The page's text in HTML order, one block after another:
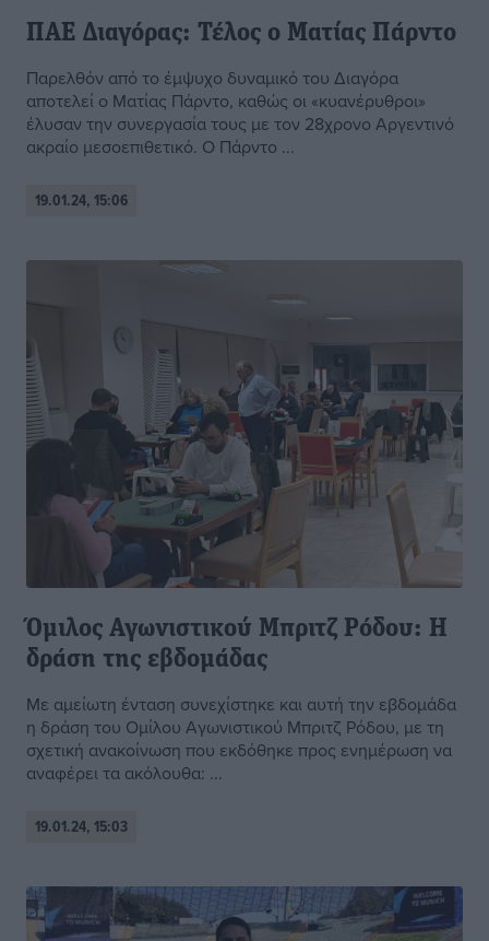
ΠΑΕ Διαγόρας: Τέλος ο Ματίας Πάρντο
Παρελθόν από το έμψυχο δυναμικό του Διαγόρα
αποτελεί ο Ματίας Πάρντο, καθώς οι «κυανέρυθροι»
έλυσαν την συνεργασία τους με τον 28χρονο Αργεντινό
ακραίο μεσοεπιθετικό. Ο Πάρντο ...
19.01.24, 15:06
Όμιλος Αγωνιστικού Μπριτζ Ρόδου: Η
δράση της εβδομάδας
Με αμείωτη ένταση συνεχίστηκε και αυτή την εβδομάδα
η δράση του Ομίλου Αγωνιστικού Μπριτζ Ρόδου, με τη
σχετική ανακοίνωση που εκδόθηκε προς ενημέρωση να
αναφέρει τα ακόλουθα: ...
19.01.24, 15:03